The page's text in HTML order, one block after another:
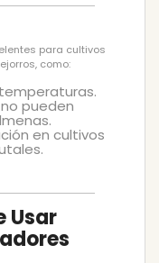
para cultivos
como:
pueden
en cultivos
Usar